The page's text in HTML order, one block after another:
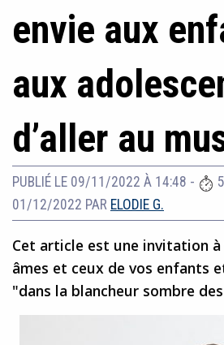
envie aux
aux
d’aller au
PUBLIÉ LE 09/11/2022 À 14:48 -
01/12/2022 PAR ELODIE G.
Cet article est une invitation à
âmes et ceux de vos enfants
"dans la blancheur sombre